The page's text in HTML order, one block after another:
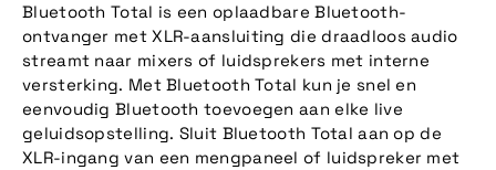
Bluetooth Total is een oplaadbare Bluetooth-
ontvanger met XLR-aansluiting die draadloos audio
streamt naar mixers of luidsprekers met interne
versterking. Met Bluetooth Total kun je snel en
eenvoudig Bluetooth toevoegen aan elke live
geluidsopstelling. Sluit Bluetooth Total aan op de
XLR-ingang van een mengpaneel of luidspreker met